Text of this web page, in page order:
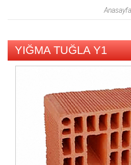
Anasayfa
YIĞMA TUĞLA Y1